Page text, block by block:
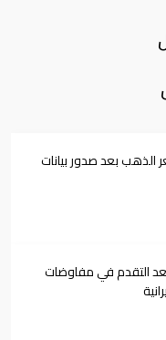
بعد صدور بيانات
التقدم في مفاوضات